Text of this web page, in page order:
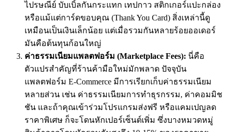
ไปรษณีย์ บับเบิ้ลกันกระแทก เทปกาว สติกเกอร์แปะกล่อง
หรือแม้แต่การ์ดขอบคุณ (Thank You Card) สิ่งเหล่านี้ดู
เหมือนเป็นเงินเล็กน้อย แต่เมื่อรวมกันหลายร้อยออเดอร์
มันคือต้นทุนก้อนใหญ่
ค่าธรรมเนียมแพลตฟอร์ม (Marketplace Fees): นี่คือ
ตัวแปรสำคัญที่ร้านค้ามือใหม่มักพลาด ปัจจุบัน
แพลตฟอร์ม E-Commerce มีการเรียกเก็บค่าธรรมเนียม
หลายส่วน เช่น ค่าธรรมเนียมการทำธุรกรรม, ค่าคอมมิช
ชัน และถ้าคุณเข้าร่วมโปรแกรมส่งฟรี หรือแคมเปญลด
ราคาพิเศษ ก็จะโดนหักเปอร์เซ็นต์เพิ่ม ซึ่งบางหมวดหมู่